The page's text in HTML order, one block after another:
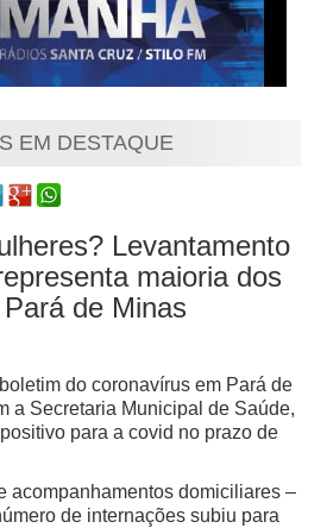
EM DESTAQUE
Levantamento
maioria dos
de Minas
do coronavírus em Pará de
a Secretaria Municipal de Saúde,
para a covid no prazo de
acompanhamentos domiciliares –
de internações subiu para